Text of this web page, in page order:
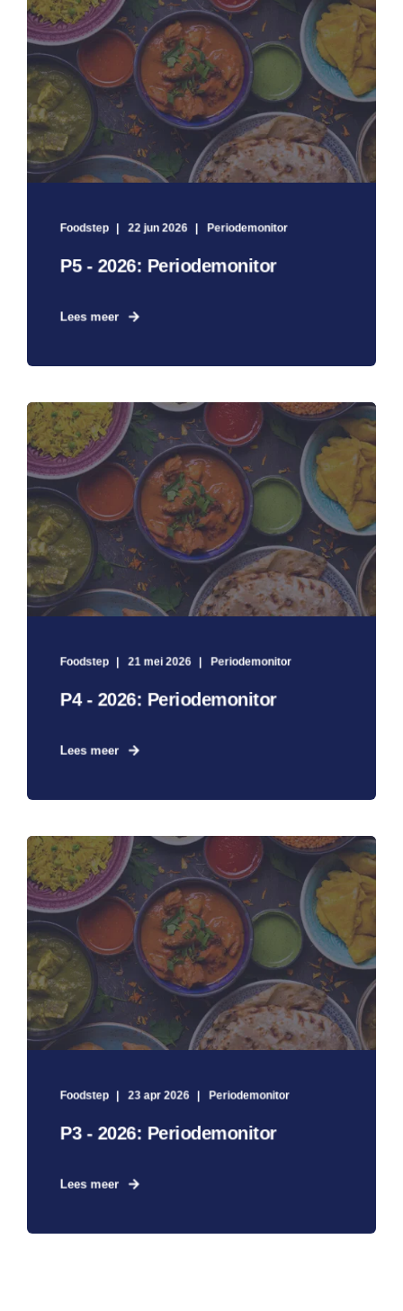
Foodstep 22 jun 2026 Periodemonitor
P5 - 2026: Periodemonitor
Lees meer
Foodstep 21 mei 2026 Periodemonitor
P4 - 2026: Periodemonitor
Lees meer
Foodstep 23 apr 2026 Periodemonitor
P3 - 2026: Periodemonitor
Lees meer